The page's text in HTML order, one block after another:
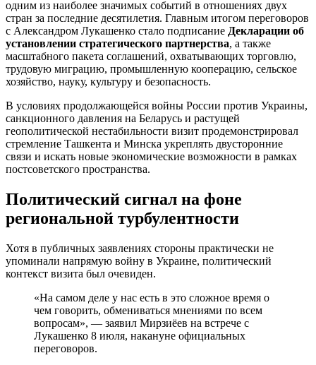
одним из наиболее значимых событий в отношениях двух
стран за последние десятилетия. Главным итогом переговоров
с Александром Лукашенко стало подписание Декларации об
установлении стратегического партнерства, а также
масштабного пакета соглашений, охватывающих торговлю,
трудовую миграцию, промышленную кооперацию, сельское
хозяйство, науку, культуру и безопасность.
В условиях продолжающейся войны России против Украины,
санкционного давления на Беларусь и растущей
геополитической нестабильности визит продемонстрировал
стремление Ташкента и Минска укреплять двусторонние
связи и искать новые экономические возможности в рамках
постсоветского пространства.
Политический сигнал на фоне
региональной турбулентности
Хотя в публичных заявлениях стороны практически не
упоминали напрямую войну в Украине, политический
контекст визита был очевиден.
«На самом деле у нас есть в это сложное время о
чем говорить, обмениваться мнениями по всем
вопросам», — заявил Мирзиёев на встрече с
Лукашенко 8 июля, накануне официальных
переговоров.